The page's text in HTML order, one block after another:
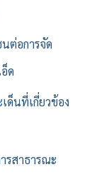
ต่อการจัด
ด
ด็นที่เกี่ยวข้อง
รสาธารณะ